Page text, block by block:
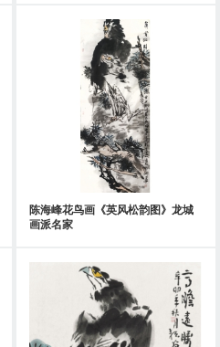
陈海峰花鸟画《英风松韵图》龙城
画派名家